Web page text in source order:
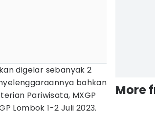
digelar sebanyak 2
bahkan
Pariwisata, MXGP
Lombok 1-2 Juli 2023.
More